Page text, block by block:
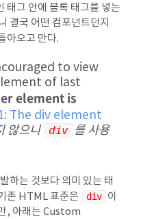
태그 안에 블록 태그를 넣는
결국 어떤 컴포넌트던지
아오고 만다.
to view
of last
element is
The div element
않으니
div 를 사용
하는 것보다 의미 있는 태
존 HTML 표준은
div 이
, 아래는 Custom